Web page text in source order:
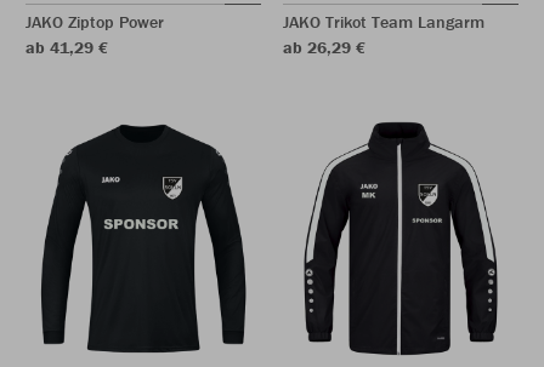
JAKO Ziptop Power
ab 41,29 €
JAKO Trikot Team Langarm
ab 26,29 €